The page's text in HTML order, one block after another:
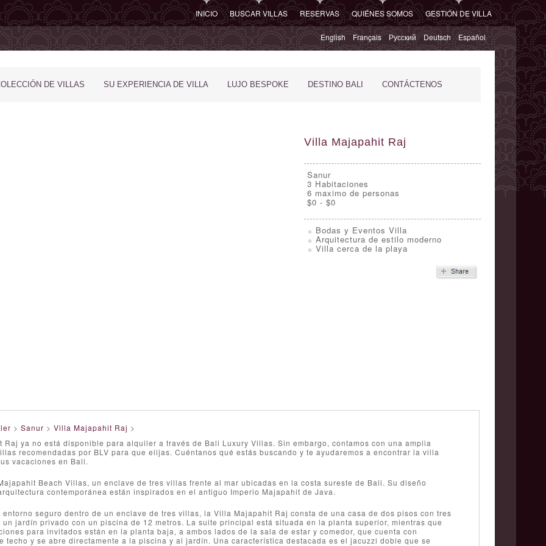
INICIO BUSCAR VILLAS RESERVAS QUIÉNES SOMOS GESTIÓN DE VILLA
English Français Русский Deutsch Español
DE VILLAS SU EXPERIENCIA DE VILLA LUJO BESPOKE DESTINO BALI CONTÁCTENOS
Villa Majapahit Raj
Sanur
3 Habitaciones
6 maximo de personas
$0 - $0
Bodas y Eventos Villa
Arquitectura de estilo moderno
Villa cerca de la playa
> Sanur > Villa Majapahit Raj >
Raj ya no está disponible para alquiler a través de Bali Luxury Villas. Sin embargo, contamos con una amplia
recomendadas por BLV para que elijas. Cuéntanos qué estás buscando y te ayudaremos a encontrar la villa
vacaciones en Bali.
Beach Villas, un enclave de tres villas frente al mar ubicadas en la costa sureste de Bali. Su diseño
contemporánea están inspirados en el antiguo Imperio Majapahit de Java.
entorno seguro dentro de un enclave de tres villas, la Villa Majapahit Raj consta de una casa de dos pisos con tres
jardín privado con un piscina de 12 metros. La suite principal está situada en la planta superior, mientras que
para invitados están en la planta baja, a ambos lados de la sala de estar y comedor, que cuenta con
techo y se abre directamente a la piscina y al jardín. Una característica destacada es el jacuzzi doble que se